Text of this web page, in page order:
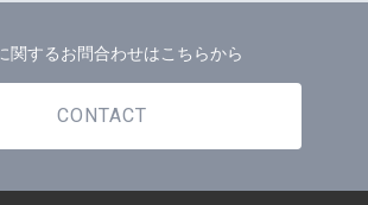
関するお問合わせはこちらから
CONTACT